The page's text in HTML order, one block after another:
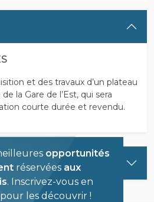
et des travaux d’un plateau
la Gare de l’Est, qui sera
courte durée et revendu.
opportunités
réservées aux
. Inscrivez-vous en
les découvrir !